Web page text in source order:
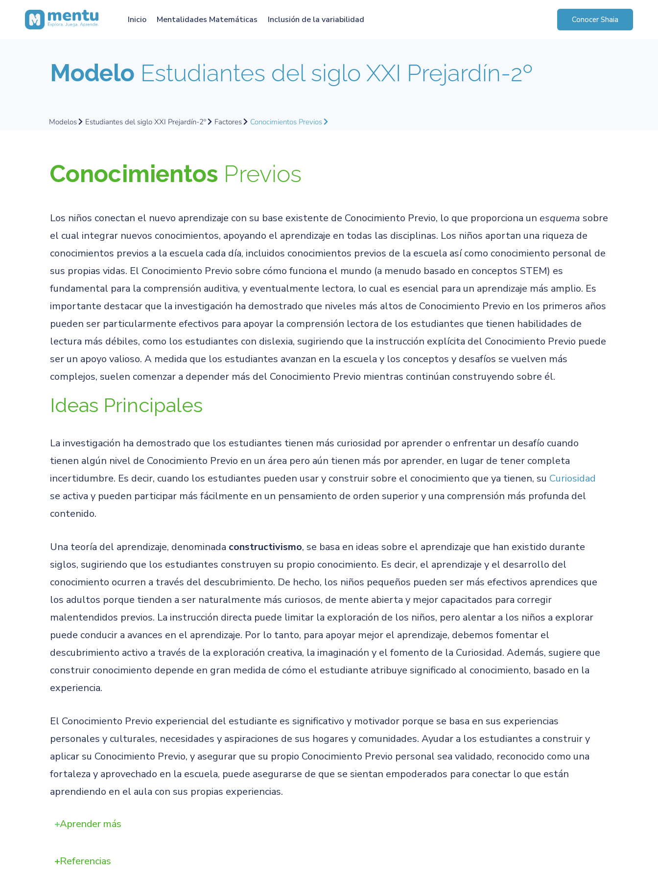
Inicio Mentalidades Matemáticas Inclusión de la variabilidad Conocer Shaia
Modelo Estudiantes del siglo XXI Prejardín-2º
Modelos Estudiantes del siglo XXI Prejardín-2º Factores Conocimientos Previos
Conocimientos Previos
Los niños conectan el nuevo aprendizaje con su base existente de Conocimiento Previo, lo que proporciona un esquema sobre
el cual integrar nuevos conocimientos, apoyando el aprendizaje en todas las disciplinas. Los niños aportan una riqueza de
conocimientos previos a la escuela cada día, incluidos conocimientos previos de la escuela así como conocimiento personal de
sus propias vidas. El Conocimiento Previo sobre cómo funciona el mundo (a menudo basado en conceptos STEM) es
fundamental para la comprensión auditiva, y eventualmente lectora, lo cual es esencial para un aprendizaje más amplio. Es
importante destacar que la investigación ha demostrado que niveles más altos de Conocimiento Previo en los primeros años
pueden ser particularmente efectivos para apoyar la comprensión lectora de los estudiantes que tienen habilidades de
lectura más débiles, como los estudiantes con dislexia, sugiriendo que la instrucción explícita del Conocimiento Previo puede
ser un apoyo valioso. A medida que los estudiantes avanzan en la escuela y los conceptos y desafíos se vuelven más
complejos, suelen comenzar a depender más del Conocimiento Previo mientras continúan construyendo sobre él.
Ideas Principales
La investigación ha demostrado que los estudiantes tienen más curiosidad por aprender o enfrentar un desafío cuando
tienen algún nivel de Conocimiento Previo en un área pero aún tienen más por aprender, en lugar de tener completa
incertidumbre. Es decir, cuando los estudiantes pueden usar y construir sobre el conocimiento que ya tienen, su Curiosidad
se activa y pueden participar más fácilmente en un pensamiento de orden superior y una comprensión más profunda del
contenido.
Una teoría del aprendizaje, denominada constructivismo, se basa en ideas sobre el aprendizaje que han existido durante
siglos, sugiriendo que los estudiantes construyen su propio conocimiento. Es decir, el aprendizaje y el desarrollo del
conocimiento ocurren a través del descubrimiento. De hecho, los niños pequeños pueden ser más efectivos aprendices que
los adultos porque tienden a ser naturalmente más curiosos, de mente abierta y mejor capacitados para corregir
malentendidos previos. La instrucción directa puede limitar la exploración de los niños, pero alentar a los niños a explorar
puede conducir a avances en el aprendizaje. Por lo tanto, para apoyar mejor el aprendizaje, debemos fomentar el
descubrimiento activo a través de la exploración creativa, la imaginación y el fomento de la Curiosidad. Además, sugiere que
construir conocimiento depende en gran medida de cómo el estudiante atribuye significado al conocimiento, basado en la
experiencia.
El Conocimiento Previo experiencial del estudiante es significativo y motivador porque se basa en sus experiencias
personales y culturales, necesidades y aspiraciones de sus hogares y comunidades. Ayudar a los estudiantes a construir y
aplicar su Conocimiento Previo, y asegurar que su propio Conocimiento Previo personal sea validado, reconocido como una
fortaleza y aprovechado en la escuela, puede asegurarse de que se sientan empoderados para conectar lo que están
aprendiendo en el aula con sus propias experiencias.
Aprender más
Referencias